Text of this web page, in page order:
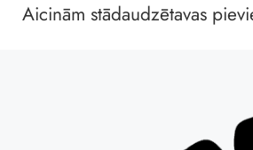
Aicinām stādaudzētavas